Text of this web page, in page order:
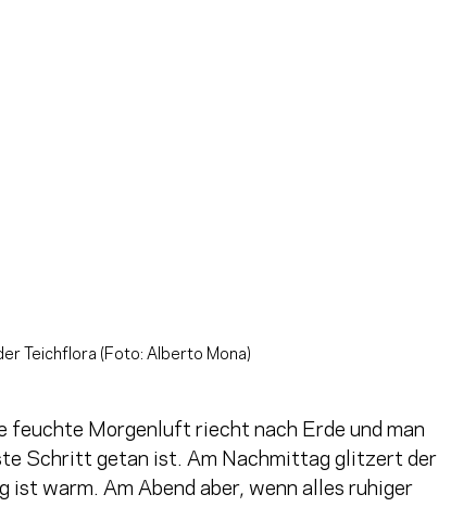
Teichflora (Foto: Alberto Mona)
feuchte Morgenluft riecht nach Erde und man
Schritt getan ist. Am Nachmittag glitzert der
ist warm. Am Abend aber, wenn alles ruhiger